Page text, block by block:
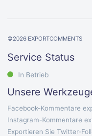
©2026 EXPORTCOMMENTS
Service Status
In Betrieb
Unsere
Facebook-Kommentare
Instagram-Kommentare
Exportieren Sie Twitter-